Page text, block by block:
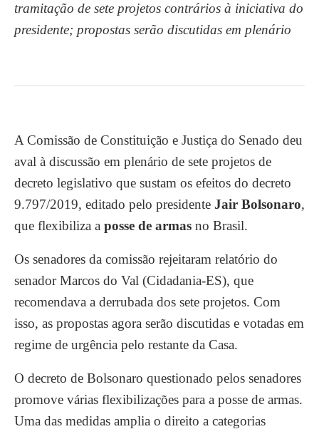
tramitação de sete projetos contrários à iniciativa do
presidente; propostas serão discutidas em plenário
A Comissão de Constituição e Justiça do Senado deu
aval à discussão em plenário de sete projetos de
decreto legislativo que sustam os efeitos do decreto
9.797/2019, editado pelo presidente Jair Bolsonaro,
que flexibiliza a posse de armas no Brasil.
Os senadores da comissão rejeitaram relatório do
senador Marcos do Val (Cidadania-ES), que
recomendava a derrubada dos sete projetos. Com
isso, as propostas agora serão discutidas e votadas em
regime de urgência pelo restante da Casa.
O decreto de Bolsonaro questionado pelos senadores
promove várias flexibilizações para a posse de armas.
Uma das medidas amplia o direito a categorias